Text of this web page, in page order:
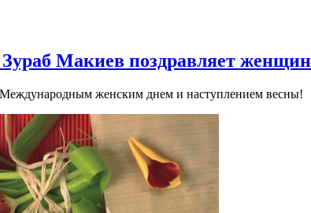
Макиев поздравляет
Международным женским днем и наступлением весны!